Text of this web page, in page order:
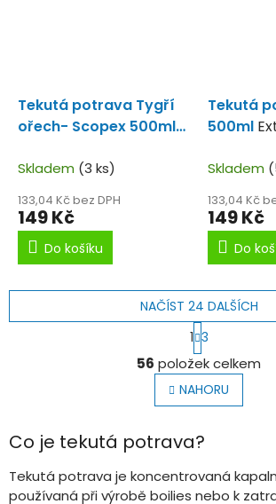
Tekutá potrava Tygří
ořech- Scopex 500ml
na tygří ořech.
Skladem (3 ks)
133,04 Kč bez DPH
149 Kč
Do košíku
Tekutá
500ml
Skladem
133,04 Kč
149 Kč
Do
O
v
l
á
a
í
p
NAČÍST 24 DALŠÍCH
S
t
r
á
n
k
v
á
í
1 3
56 položek celkem
NAHORU
Co je tekutá potrava?
Tekutá potrava je koncentrovaná
používaná při výrobě boilies nebo k